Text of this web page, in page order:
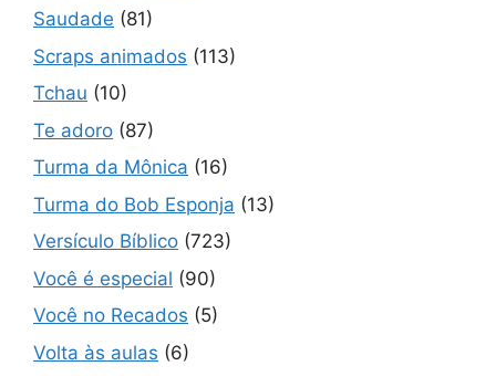
Saudade (81)
Scraps animados (113)
Tchau (10)
Te adoro (87)
Turma da Mônica (16)
Turma do Bob Esponja (13)
Versículo Bíblico (723)
Você é especial (90)
Você no Recados (5)
Volta às aulas (6)